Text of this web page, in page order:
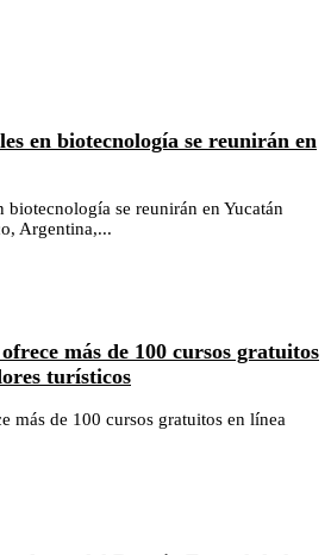
en biotecnología se reunirán en
biotecnología se reunirán en Yucatán
Argentina,...
más de 100 cursos gratuitos
turísticos
más de 100 cursos gratuitos en línea